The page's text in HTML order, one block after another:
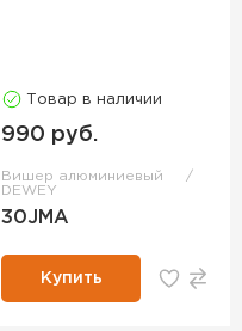
Товар в наличии
990 руб.
Вишер алюминиевый
DEWEY
30JMA
Купить